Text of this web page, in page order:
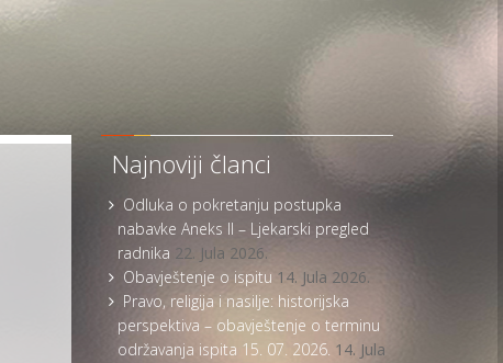
Najnoviji članci
Odluka o pokretanju postupka
nabavke Aneks II – Ljekarski pregled
radnika 22. Jula 2026.
Obavještenje o ispitu 14. Jula 2026.
Pravo, religija i nasilje: historijska
perspektiva – obavještenje o terminu
održavanja ispita 15. 07. 2026. 14. Jula